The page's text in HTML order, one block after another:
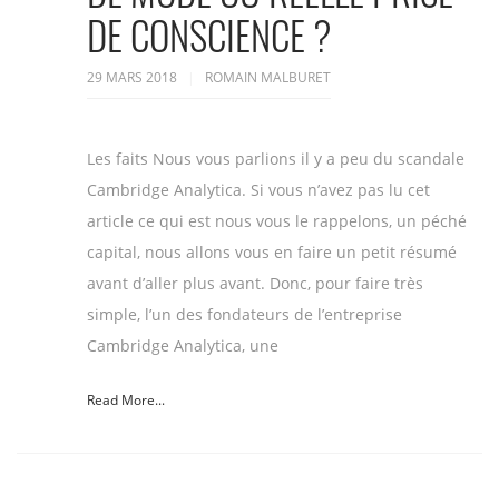
DE CONSCIENCE ?
29 MARS 2018 ROMAIN MALBURET
Les faits Nous vous parlions il y a peu du scandale
Cambridge Analytica. Si vous n’avez pas lu cet
article ce qui est nous vous le rappelons, un péché
capital, nous allons vous en faire un petit résumé
avant d’aller plus avant. Donc, pour faire très
simple, l’un des fondateurs de l’entreprise
Cambridge Analytica, une
Read More...